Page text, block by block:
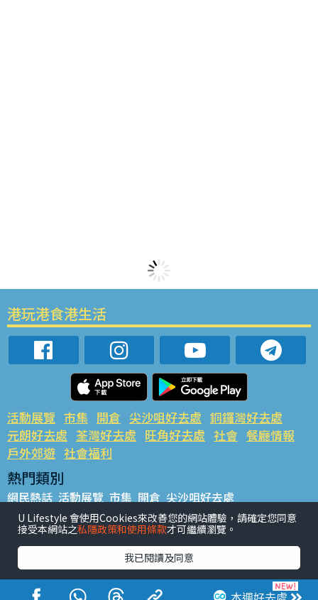
港玩港食港生活
活動展覽 市集 開倉 尖沙咀好去處 銅鑼灣好去處
元朗好去處 荃灣好去處 旺角好去處 社會 餐廳情報
戶外郊遊 社會福利
熱門類別
網民熱話 活動展覽 市集 開倉 尖沙咀好去處
銅鑼灣好去處 元朗好去處 荃灣好去處 旺角好去處 社會
餐廳情報 戶外郊遊
熱門標籤
#UGO搵好去處 #人氣活動推介 #美食社群熱話
#親子玩樂好去處
#ULifestyle應用程式 #限時搶
U Lifestyle 會使用Cookies來改善您的網站體驗，請確定您同意
接受本網站之私隱政策和使用條款才可繼續瀏覽。
我已閱讀及同意